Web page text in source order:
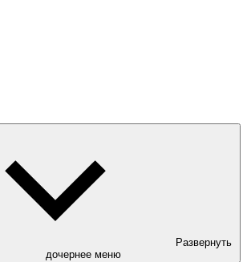
Развернуть
дочернее меню